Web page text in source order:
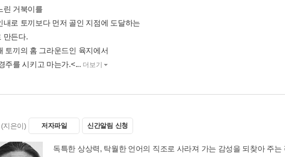
린 거북이를
내로 토끼보다 먼저 골인 지점에 도달하는
만든다.
토끼의 홈 그라운드인 육지에서
주를 시키고 마는가.<... 더보기
(지은이) 저자파일 신간알림 신청
독특한 상상력, 탁월한 언어의 직조로 사라져 가는 감성을 되찾아 주는